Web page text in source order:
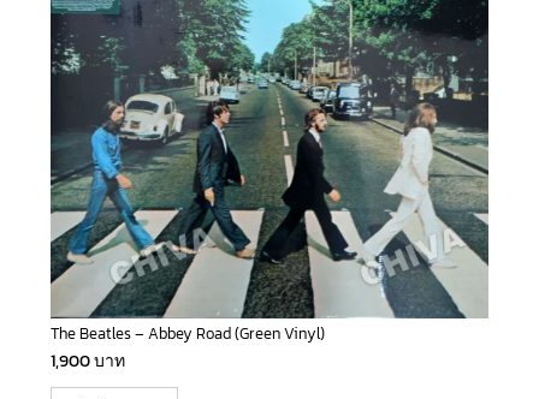
The Beatles – Abbey Road (Green Vinyl)
1,900บาท